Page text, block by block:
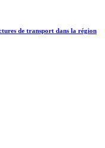
de transport dans la région